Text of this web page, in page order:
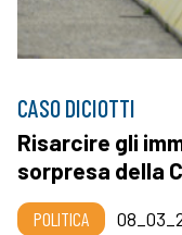
CASO DICIOTTI
Risarcire gli
sorpresa della
POLITICA